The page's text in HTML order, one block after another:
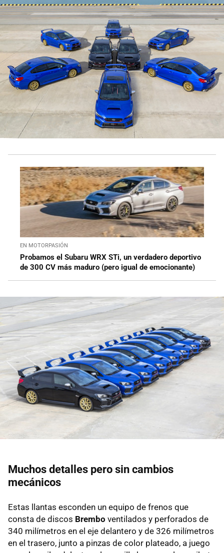
EN MOTORPASIÓN
Probamos el Subaru WRX STi, un verdadero deportivo
de 300 CV más maduro (pero igual de emocionante)
Muchos detalles pero sin cambios
mecánicos
Estas llantas esconden un equipo de frenos que
consta de discos Brembo ventilados y perforados de
340 milímetros en el eje delantero y de 326 milímetros
en el trasero, junto a pinzas de color plateado, a juego